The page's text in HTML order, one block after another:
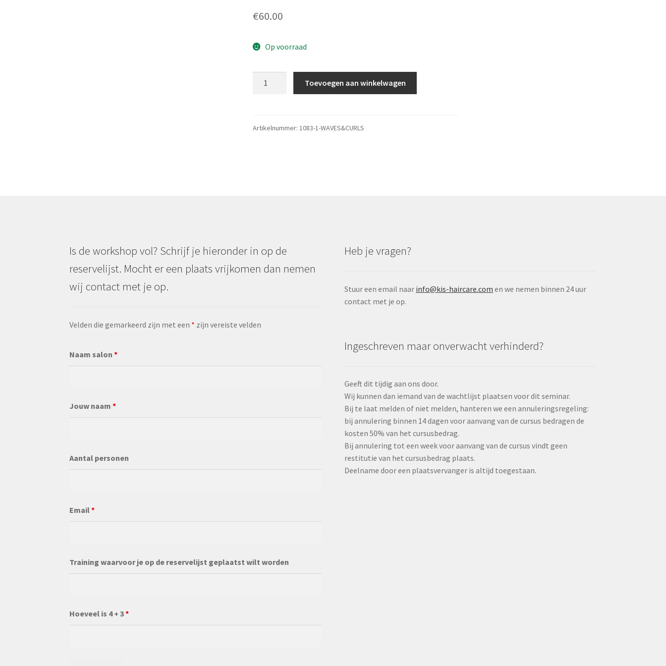
€60.00
Op voorraad
Toevoegen aan winkelwagen
Artikelnummer:1083-1-WAVES&CURLS
Is de workshop vol? Schrijf je hieronder in op de
reservelijst. Mocht er een plaats vrijkomen dan nemen
wij contact met je op.
Velden die gemarkeerd zijn met een * zijn vereiste velden
Naam salon*
Jouw naam*
Aantal personen
Email*
Training waarvoor je op de reservelijst geplaatst wilt worden
Hoeveel is 4 + 3*
Heb je vragen?
Stuur een email naar info@kis-haircare.com en we nemen binnen 24 uur
contact met je op.
Ingeschreven maar onverwacht verhinderd?
Geeft dit tijdig aan ons door.
Wij kunnen dan iemand van de wachtlijst plaatsen voor dit seminar.
Bij te laat melden of niet melden, hanteren we een annuleringsregeling:
bij annulering binnen 14 dagen voor aanvang van de cursus bedragen de
kosten 50% van het cursusbedrag.
Bij annulering tot een week voor aanvang van de cursus vindt geen
restitutie van het cursusbedrag plaats.
Deelname door een plaatsvervanger is altijd toegestaan.